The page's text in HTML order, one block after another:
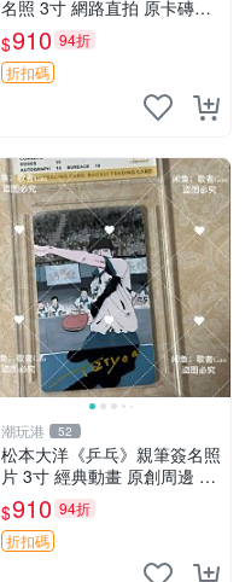
名照 3寸 網路直拍 原卡磚包
裝 發行限量 規格精細 收藏推
薦 yo-tsuba 簽名照 四葉妹妹
收藏版
$910 94折
折扣碼
潮玩港 52
松本大洋《乒乓》親筆簽名照
片 3寸 經典動畫 原創周邊 經
典動漫 周邊收藏 照片卡磚
$910 94折
折扣碼